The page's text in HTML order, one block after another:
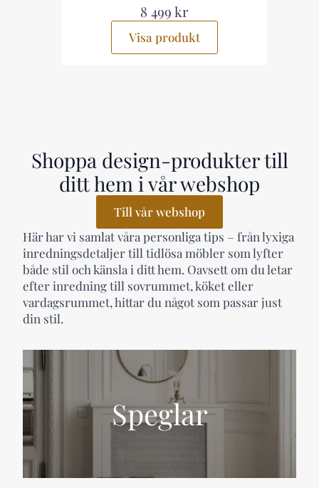
8 499 kr
Visa produkt
Speglar
Shoppa design-produkter till
ditt hem i vår webshop
Till vår webshop
Här har vi samlat våra personliga tips – från lyxiga
inredningsdetaljer till tidlösa möbler som lyfter
både stil och känsla i ditt hem. Oavsett om du letar
efter inredning till sovrummet, köket eller
vardagsrummet, hittar du något som passar just
din stil.